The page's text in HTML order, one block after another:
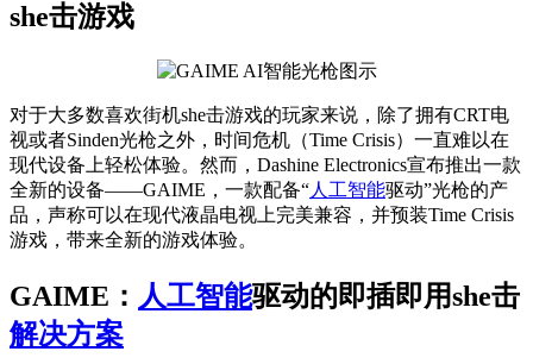
she击游戏
对于大多数喜欢街机she击游戏的玩家来说，除了拥有CRT电
视或者Sinden光枪之外，时间危机（Time Crisis）一直难以在
现代设备上轻松体验。然而，Dashine Electronics宣布推出一款
全新的设备——GAIME，一款配备“人工智能驱动”光枪的产
品，声称可以在现代液晶电视上完美兼容，并预装Time Crisis
游戏，带来全新的游戏体验。
GAIME： 人工智能驱动的即插即用she击
解决方案